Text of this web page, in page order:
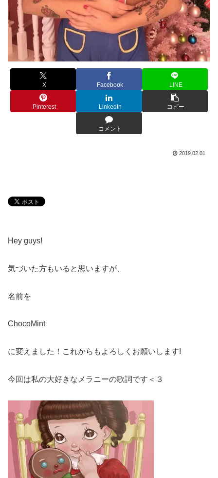
X Facebook LINE
Pinterest LinkedIn コピー
コメント
2019.02.01
Hey guys!
気づいた方もいると思いますが、
名前を
ChocoMint
に変えました！これからもよろしくお願いします!
今回は私の大好きなメラニーの歌詞です＜３